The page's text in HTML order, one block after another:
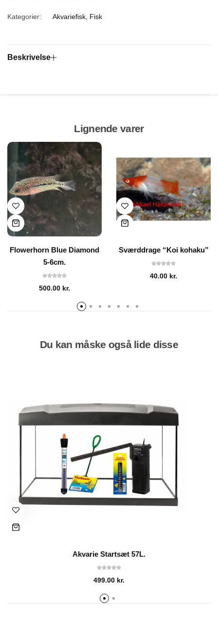
Kategorier: Akvariefisk Fisk
Beskrivelse
Lignende varer
Flowerhorn Blue Diamond
5-6cm.
500.00 kr.
Sværddrage “Koi kohaku”
40.00 kr.
Du kan måske også lide disse
Akvarie Startsæt 57L.
499.00 kr.